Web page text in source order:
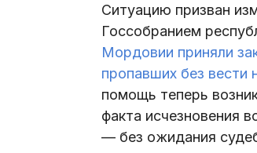
Ситуацию призван
Госсобранием
Мордовии приняли
пропавших без вести
помощь теперь
факта исчезновения
— без ожидания